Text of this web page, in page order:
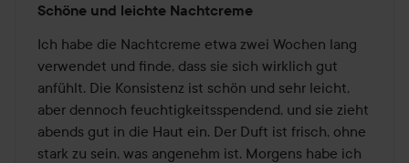
4
von
5
Schöne und leichte Nachtcreme
Ich habe die Nachtcreme etwa zwei Wochen lang
verwendet und finde, dass sie sich wirklich gut
anfühlt. Die Konsistenz ist schön und sehr leicht,
aber dennoch feuchtigkeitsspendend, und sie zieht
abends gut in die Haut ein. Der Duft ist frisch, ohne
stark zu sein, was angenehm ist. Morgens habe ich